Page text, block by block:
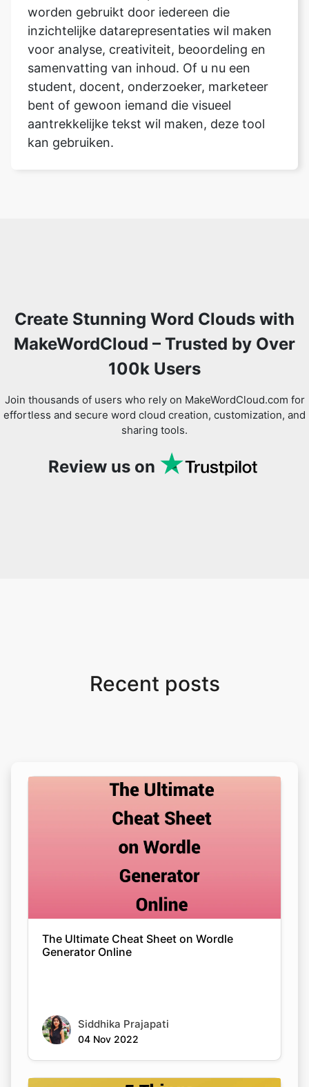
Copy Link
worden gebruikt door iedereen die
inzichtelijke datarepresentaties wil maken
voor analyse, creativiteit, beoordeling en
samenvatting van inhoud. Of u nu een
student, docent, onderzoeker, marketeer
bent of gewoon iemand die visueel
aantrekkelijke tekst wil maken, deze tool
kan gebruiken.
Create Stunning Word Clouds with
MakeWordCloud – Trusted by Over
100k Users
Join thousands of users who rely on MakeWordCloud.com for
effortless and secure word cloud creation, customization, and
sharing tools.
Review us on
Recent posts
The Ultimate Cheat Sheet on Wordle
Generator Online
Siddhika Prajapati
04 Nov 2022